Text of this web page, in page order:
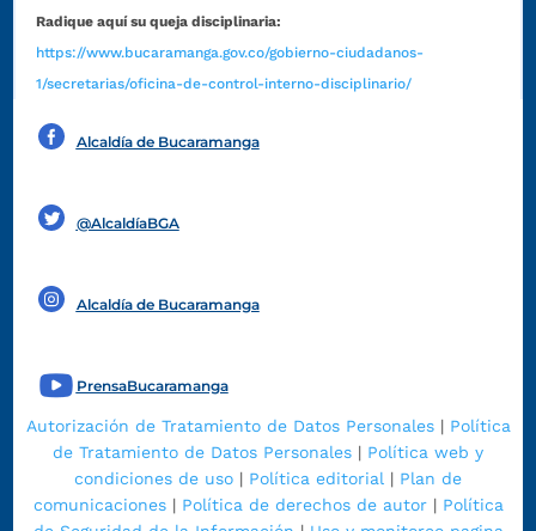
Radique aquí su queja disciplinaria:
https://www.bucaramanga.gov.co/gobierno-ciudadanos-
1/secretarias/oficina-de-control-interno-disciplinario/
Alcaldía de Bucaramanga
@AlcaldíaBGA
Alcaldía de Bucaramanga
PrensaBucaramanga
Autorización de Tratamiento de Datos Personales| Política
de Tratamiento de Datos Personales | Política web y
condiciones de uso | Política editorial | Plan de
comunicaciones| Política de derechos de autor| Política